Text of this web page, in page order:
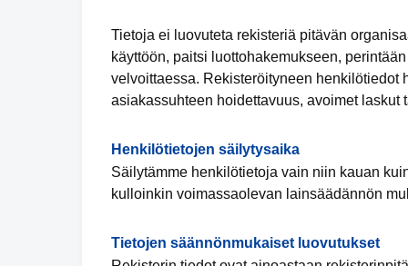
Tietoja ei luovuteta rekisteriä pitävän
käyttöön, paitsi luottohakemukseen,
velvoittaessa. Rekisteröityneen henkilötiedot
asiakassuhteen hoidettavuus, avoimet laskut
Henkilötietojen säilytysaika
Säilytämme henkilötietoja vain niin kauan
kulloinkin voimassaolevan lainsäädännön
Tietojen säännönmukaiset luovutukset